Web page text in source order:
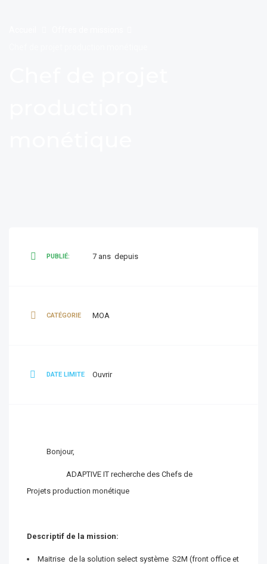
PUBLIÉ: 7 ans depuis
CATÉGORIE MOA
DATE LIMITE Ouvrir
Bonjour,
ADAPTIVE IT recherche des Chefs de
Projets production monétique
Descriptif de la mission:
Maitrise de la solution select système S2M (front office et